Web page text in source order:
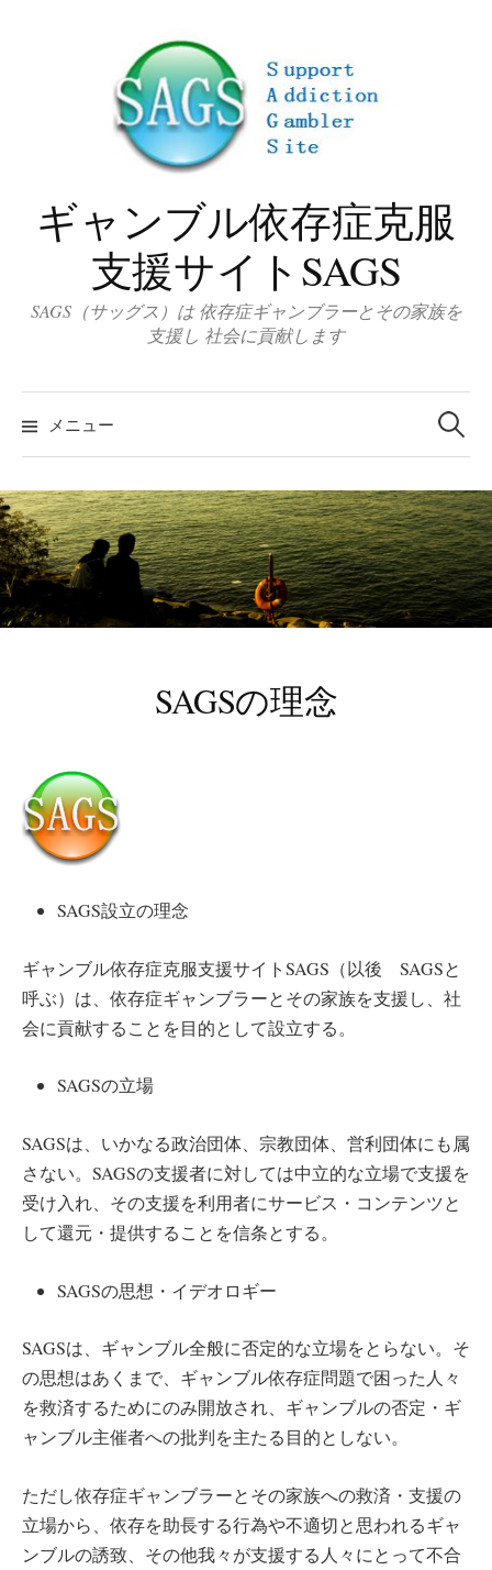
ギャンブル依存症克服
支援サイトSAGS
SAGS（サッグス）は 依存症ギャンブラーとその家族を
支援し 社会に貢献します
メニュー 索
SAGSの理念
SAGS設立の理念
ギャンブル依存症克服支援サイトSAGS（以後 SAGSと
呼ぶ）は、依存症ギャンブラーとその家族を支援し、社
会に貢献することを目的として設立する。
SAGSの立場
SAGSは、いかなる政治団体、宗教団体、営利団体にも属
さない。SAGSの支援者に対しては中立的な立場で支援を
受け入れ、その支援を利用者にサービス・コンテンツと
して還元・提供することを信条とする。
SAGSの思想・イデオロギー
SAGSは、ギャンブル全般に否定的な立場をとらない。そ
の思想はあくまで、ギャンブル依存症問題で困った人々
を救済するためにのみ開放され、ギャンブルの否定・ギ
ャンブル主催者への批判を主たる目的としない。
ただし依存症ギャンブラーとその家族への救済・支援の
立場から、依存を助長する行為や不適切と思われるギャ
ンブルの誘致、その他我々が支援する人々にとって不合